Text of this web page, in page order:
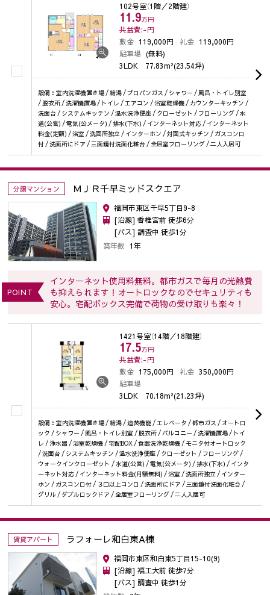
102号室（1階／2階建）
11.9万円
共益費:-円
敷金 119,000円 礼金 119,000円
駐車場 (無料)
3LDK 77.83m²(23.54坪)
設備：室内洗濯機置き場 / 給湯 / プロパンガス / シャワー / 風呂・トイレ別室
/ 脱衣所 / 洗濯機置場 / トイレ / エアコン / 浴室乾燥機 / カウンターキッチン /
洗面台 / システムキッチン / 温水洗浄便座 / クローゼット / フローリング / 水
道(公営) / 電気(公メータ) / 排水(下水) / インターネット対応 / インターネット
料金(定額) / 浴室 / 洗面所独立 / インターホン / 対面式キッチン / ガスコンロ
付 / 洗面所にドア / 三面鏡付洗面化粧台 / 全居室フローリング / 二人入居可
分譲マンション ＭＪＲ千早ミッドスクエア
福岡市東区千早5丁目9-8
[沿線] 香椎宮前 徒歩6分
[バス] 調査中 徒歩1分
築年数 1年
POINT
インターネット使用料無料。都市ガスで毎月の光熱費
も抑えられます！オートロックなのでセキュリティも
安心。宅配ボックス完備で荷物の受け取りも楽々！
1421号室（14階／18階建）
17.5万円
共益費:-円
敷金 175,000円 礼金 350,000円
駐車場
3LDK 70.18m²(21.23坪)
設備：室内洗濯機置き場 / 給湯 / 追焚機能 / エレベータ / 都市ガス / オートロ
ック / シャワー / 風呂・トイレ別室 / 脱衣所 / バルコニー / 洗濯機置場 / トイ
レ / 浄水器 / 浴室乾燥機 / 宅配BOX / 食器洗浄乾燥機 / モニタ付オートロック
/ 洗面台 / システムキッチン / 温水洗浄便座 / クローゼット / フローリング /
ウォークインクローゼット / 水道(公営) / 電気(公メータ) / 排水(下水) / インタ
ーネット対応 / インターネット料金(月額無料) / 浴室 / 洗面所独立 / インター
ホン / ガスコンロ付 / ３口以上コンロ / 洗面所にドア / 三面鏡付洗面化粧台 /
グリル / ダブルロックドア / 全居室フローリング / 二人入居可
賃貸アパート ラフォーレ和白東A棟
福岡市東区和白東5丁目15-10(9)
[沿線] 福工大前 徒歩7分
[バス] 調査中 徒歩1分